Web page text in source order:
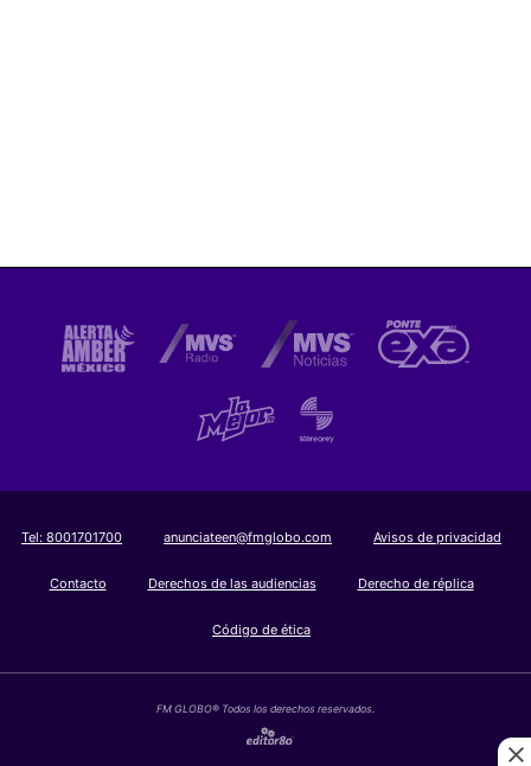
Tel: 8001701700 anunciateen@fmglobo.com Avisos de privacidad
Contacto Derechos de las audiencias Derecho de réplica
Código de ética
FM GLOBO® Todos los derechos reservados.